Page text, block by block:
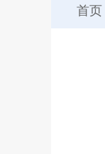
首页